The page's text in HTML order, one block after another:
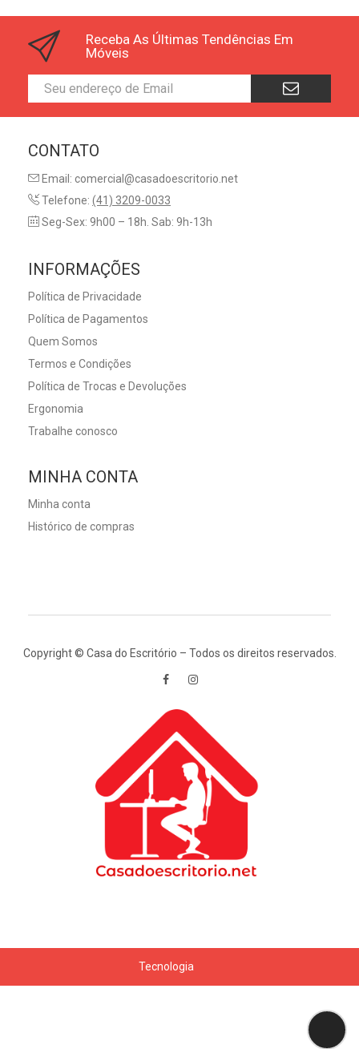
Receba As Últimas Tendências Em
Móveis
CONTATO
Email: comercial@casadoescritorio.net
Telefone: (41) 3209-0033
Seg-Sex: 9h00 – 18h. Sab: 9h-13h
INFORMAÇÕES
Política de Privacidade
Política de Pagamentos
Quem Somos
Termos e Condições
Política de Trocas e Devoluções
Ergonomia
Trabalhe conosco
MINHA CONTA
Minha conta
Histórico de compras
Copyright © Casa do Escritório – Todos os direitos reservados.
Tecnologia